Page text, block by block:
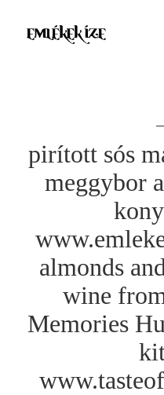
pirított sós
meggybor
almonds
wine
Memories